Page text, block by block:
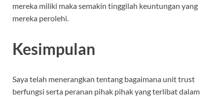
mereka miliki maka semakin tinggilah keuntungan yang
mereka perolehi.
Kesimpulan
Saya telah menerangkan tentang bagaimana unit trust
berfungsi serta peranan pihak pihak yang terlibat dalam